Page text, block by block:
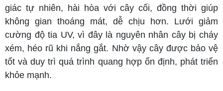
giác tự nhiên, hài hòa với cây cối, đồng thời giúp
không gian thoáng mát, dễ chịu hơn. Lưới giảm
cường độ tia UV, vì đây là nguyên nhân cây bị cháy
xém, héo rũ khi nắng gắt. Nhờ vậy cây được bảo vệ
tốt và duy trì quá trình quang hợp ổn định, phát triển
khỏe mạnh.